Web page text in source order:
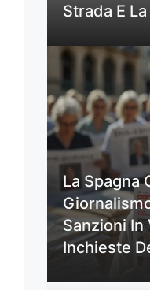
Strada E
La Spagna
Sanzioni In
Inchieste